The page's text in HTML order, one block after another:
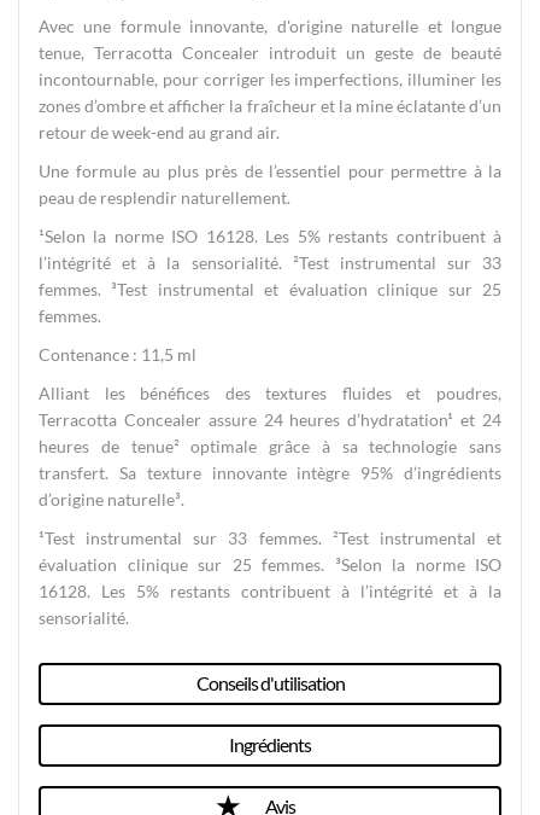
Avec une formule innovante, d'origine naturelle et longue
tenue, Terracotta Concealer introduit un geste de beauté
incontournable, pour corriger les imperfections, illuminer les
zones d’ombre et afficher la fraîcheur et la mine éclatante d’un
retour de week-end au grand air.
Une formule au plus près de l’essentiel pour permettre à la
peau de resplendir naturellement.
¹Selon la norme ISO 16128. Les 5% restants contribuent à
l’intégrité et à la sensorialité. ²Test instrumental sur 33
femmes. ³Test instrumental et évaluation clinique sur 25
femmes.
Contenance : 11,5 ml
Alliant les bénéfices des textures fluides et poudres,
Terracotta Concealer assure 24 heures d’hydratation¹ et 24
heures de tenue² optimale grâce à sa technologie sans
transfert. Sa texture innovante intègre 95% d’ingrédients
d’origine naturelle³.
¹Test instrumental sur 33 femmes. ²Test instrumental et
évaluation clinique sur 25 femmes. ³Selon la norme ISO
16128. Les 5% restants contribuent à l’intégrité et à la
sensorialité.
Conseils d'utilisation
Ingrédients
Avis